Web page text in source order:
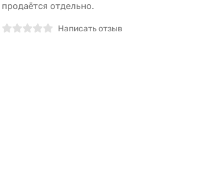
продаётся отдельно.
Написать отзыв